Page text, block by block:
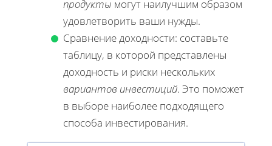
продукты могут наилучшим образом
удовлетворить ваши нужды.
Сравнение доходности: составьте
таблицу, в которой представлены
доходность и риски нескольких
вариантов инвестиций. Это поможет
в выборе наиболее подходящего
способа инвестирования.